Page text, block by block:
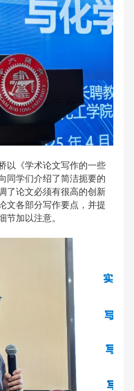
以《学术论文写作的一些
同学们介绍了简洁扼要的
了论文必须有很高的创新
文各部分写作要点，并提
节加以注意。